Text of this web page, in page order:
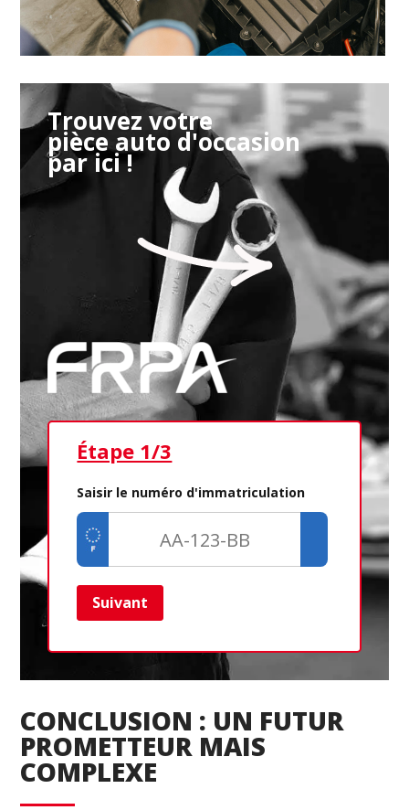
Trouvez votre
pièce auto d'occasion
par ici !
Étape 1/3
Saisir le numéro d'immatriculation
Suivant
CONCLUSION : UN FUTUR
PROMETTEUR MAIS
COMPLEXE